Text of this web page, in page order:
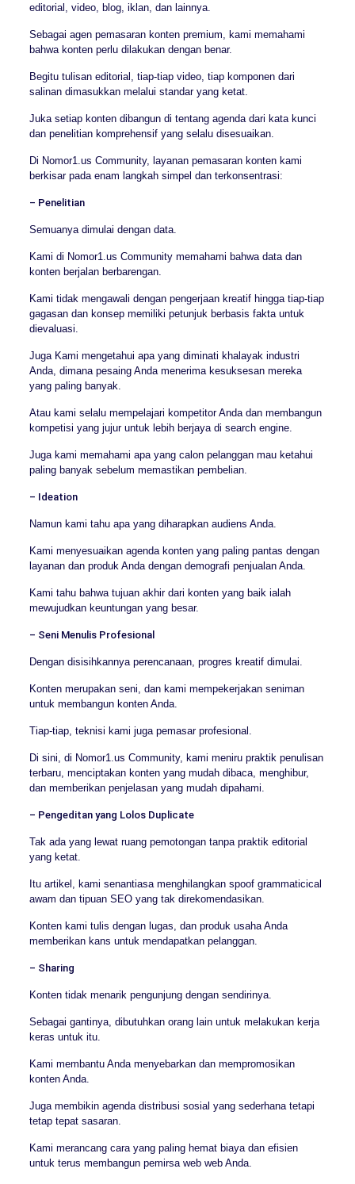
editorial, video, blog, iklan, dan lainnya.
Sebagai agen pemasaran konten premium, kami memahami
bahwa konten perlu dilakukan dengan benar.
Begitu tulisan editorial, tiap-tiap video, tiap komponen dari
salinan dimasukkan melalui standar yang ketat.
Juka setiap konten dibangun di tentang agenda dari kata kunci
dan penelitian komprehensif yang selalu disesuaikan.
Di Nomor1.us Community, layanan pemasaran konten kami
berkisar pada enam langkah simpel dan terkonsentrasi:
– Penelitian
Semuanya dimulai dengan data.
Kami di Nomor1.us Community memahami bahwa data dan
konten berjalan berbarengan.
Kami tidak mengawali dengan pengerjaan kreatif hingga tiap-tiap
gagasan dan konsep memiliki petunjuk berbasis fakta untuk
dievaluasi.
Juga Kami mengetahui apa yang diminati khalayak industri
Anda, dimana pesaing Anda menerima kesuksesan mereka
yang paling banyak.
Atau kami selalu mempelajari kompetitor Anda dan membangun
kompetisi yang jujur untuk lebih berjaya di search engine.
Juga kami memahami apa yang calon pelanggan mau ketahui
paling banyak sebelum memastikan pembelian.
– Ideation
Namun kami tahu apa yang diharapkan audiens Anda.
Kami menyesuaikan agenda konten yang paling pantas dengan
layanan dan produk Anda dengan demografi penjualan Anda.
Kami tahu bahwa tujuan akhir dari konten yang baik ialah
mewujudkan keuntungan yang besar.
– Seni Menulis Profesional
Dengan disisihkannya perencanaan, progres kreatif dimulai.
Konten merupakan seni, dan kami mempekerjakan seniman
untuk membangun konten Anda.
Tiap-tiap, teknisi kami juga pemasar profesional.
Di sini, di Nomor1.us Community, kami meniru praktik penulisan
terbaru, menciptakan konten yang mudah dibaca, menghibur,
dan memberikan penjelasan yang mudah dipahami.
– Pengeditan yang Lolos Duplicate
Tak ada yang lewat ruang pemotongan tanpa praktik editorial
yang ketat.
Itu artikel, kami senantiasa menghilangkan spoof grammaticical
awam dan tipuan SEO yang tak direkomendasikan.
Konten kami tulis dengan lugas, dan produk usaha Anda
memberikan kans untuk mendapatkan pelanggan.
– Sharing
Konten tidak menarik pengunjung dengan sendirinya.
Sebagai gantinya, dibutuhkan orang lain untuk melakukan kerja
keras untuk itu.
Kami membantu Anda menyebarkan dan mempromosikan
konten Anda.
Juga membikin agenda distribusi sosial yang sederhana tetapi
tetap tepat sasaran.
Kami merancang cara yang paling hemat biaya dan efisien
untuk terus membangun pemirsa web web Anda.